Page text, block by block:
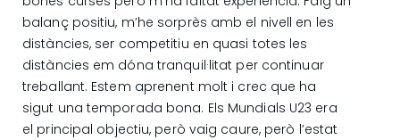
balanç positiu, m’he sorprès amb el nivell en les
distàncies, ser competitiu en quasi totes les
distàncies em dóna tranquil·litat per continuar
treballant. Estem aprenent molt i crec que ha
sigut una temporada bona. Els Mundials U23 era
el principal objectiu, però vaig caure, però l’estat